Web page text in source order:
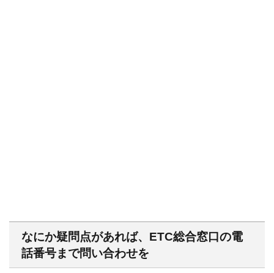
なにか疑問点があれば、ETC総合窓口の電
話番号まで問い合わせを